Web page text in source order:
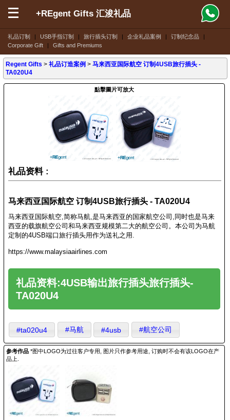
礼品订制 | USB手指订制 | 旅行插头订制 | 企业礼品案例 | 订制纪念品
|
Corporate Gift
| Gifts and Premiums
+REgent Gifts 汇浚礼品
Regent Gifts >礼品订造案例 >马来西亚国际航空 订制4USB旅行插头 -
TA020U4
點擊圖片可放大
礼品资料 :
马来西亚国际航空 订制4USB旅行插头 - TA020U4
马来西亚国际航空,简称马航,是马来西亚的国家航空公司,同时也是马来
西亚的载旗航空公司和马来西亚规模第二大的航空公司。本公司为马航
定制的4USB端口旅行插头用作为送礼之用.
https://www.malaysiaairlines.com
礼品资料:4USB输出旅行插头旅行插头-
TA020U4
#ta020u4 #马航 #4usb #航空公司
参考作品 *图中LOGO为过往客户专用, 图片只作参考用途, 订购时不会有该LOGO在产
品上.